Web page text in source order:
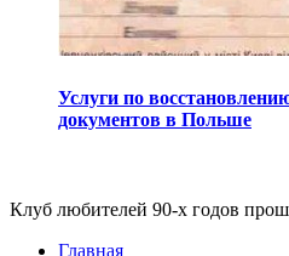
Услуги по
документов в Польше
Клуб любителей 90-х годов
Главная